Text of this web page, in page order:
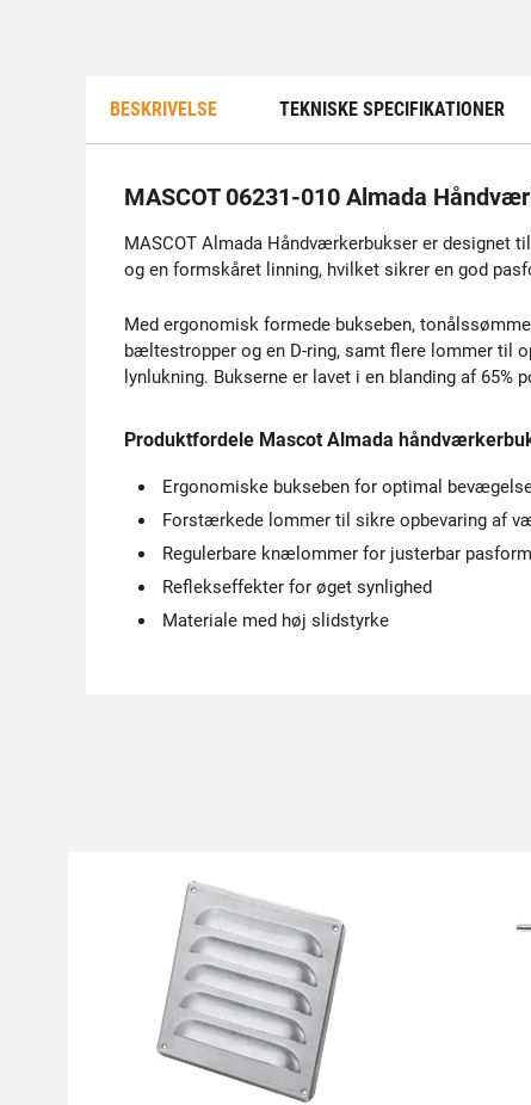
BESKRIVELSE TEKNISKE SPECIFIKATIONER
MASCOT 06231-010 Almada
MASCOT Almada Håndværkerbukser er designet
og en formskåret linning, hvilket sikrer en god
Med ergonomisk formede bukseben,
bæltestropper og en D-ring, samt flere lommer til
lynlukning. Bukserne er lavet i en blanding af
Produktfordele Mascot Almada
Ergonomiske bukseben for optimal
Forstærkede lommer til sikre opbevaring af
Regulerbare knælommer for justerbar pasform
Reflekseffekter for øget synlighed
Materiale med høj slidstyrke